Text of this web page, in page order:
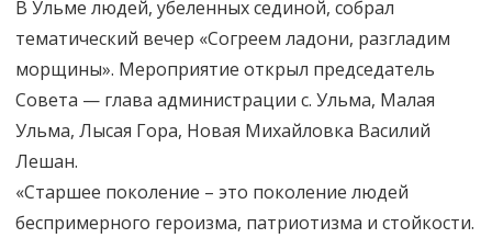
В Ульме людей, убеленных сединой, собрал
тематический вечер «Согреем ладони, разгладим
морщины». Мероприятие открыл председатель
Совета — глава администрации с. Ульма, Малая
Ульма, Лысая Гора, Новая Михайловка Василий
Лешан.
«Старшее поколение – это поколение людей
беспримерного героизма, патриотизма и стойкости.